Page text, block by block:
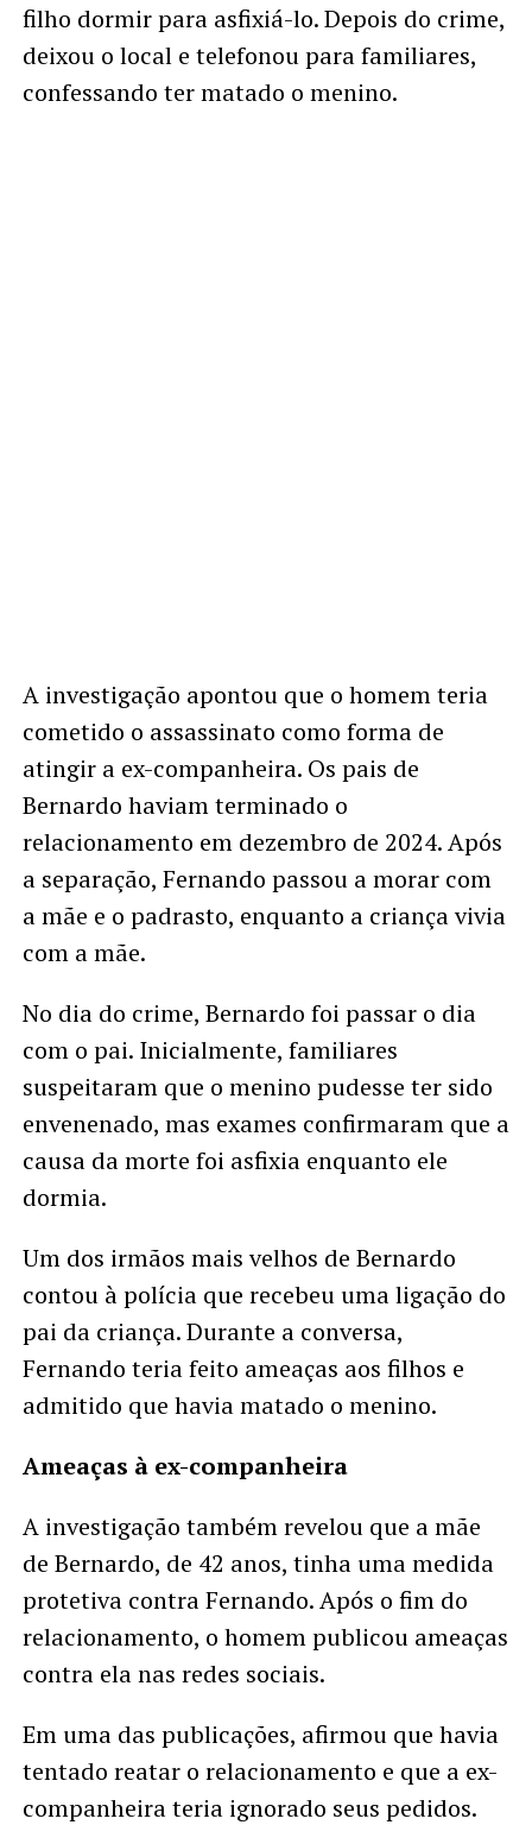
filho dormir para asfixiá-lo. Depois do crime,
deixou o local e telefonou para familiares,
confessando ter matado o menino.
A investigação apontou que o homem teria
cometido o assassinato como forma de
atingir a ex-companheira. Os pais de
Bernardo haviam terminado o
relacionamento em dezembro de 2024. Após
a separação, Fernando passou a morar com
a mãe e o padrasto, enquanto a criança vivia
com a mãe.
No dia do crime, Bernardo foi passar o dia
com o pai. Inicialmente, familiares
suspeitaram que o menino pudesse ter sido
envenenado, mas exames confirmaram que a
causa da morte foi asfixia enquanto ele
dormia.
Um dos irmãos mais velhos de Bernardo
contou à polícia que recebeu uma ligação do
pai da criança. Durante a conversa,
Fernando teria feito ameaças aos filhos e
admitido que havia matado o menino.
Ameaças à ex-companheira
A investigação também revelou que a mãe
de Bernardo, de 42 anos, tinha uma medida
protetiva contra Fernando. Após o fim do
relacionamento, o homem publicou ameaças
contra ela nas redes sociais.
Em uma das publicações, afirmou que havia
tentado reatar o relacionamento e que a ex-
companheira teria ignorado seus pedidos.